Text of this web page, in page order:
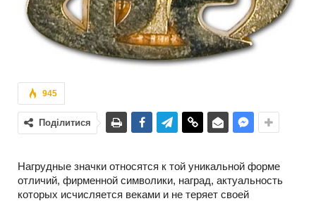
945
Поділитися
Нагрудные значки относятся к той уникальной форме
отличий, фирменной символики, наград, актуальность
которых исчисляется веками и не теряет своей